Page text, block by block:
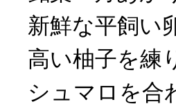
新鮮な平飼い
高い柚子を練
シュマロを合